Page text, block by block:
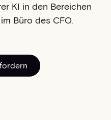
KI in den Bereichen
Büro des CFO.
Demo anfordern